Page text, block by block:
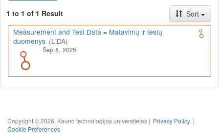
1 to 1 of 1 Result
Sort
Measurement and Test Data = Matavimų ir testų
duomenys (LiDA)
Sep 8, 2025
Copyright © 2026, Kauno technologijos universitetas | Privacy Policy |
Cookie Preferences